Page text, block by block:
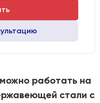
работать на
стали с